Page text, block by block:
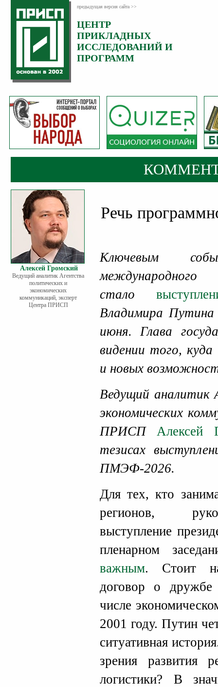
предыдущая версия сайта >>
ЦЕНТР
ПРИКЛАДНЫХ
ИССЛЕДОВАНИЙ И
ПРОГРАММ
Алексей Громский
Ведущий аналитик Агентства
политических и
экономических
коммуникаций, эксперт
Центра ПРИСП
Речь
Ключевым
международного
стало
Владимира Путина
июня. Глава
видении того,
и новых
Ведущий аналитик
экономических
ПРИСПАлексей
тезисах
ПМЭФ-2026.
Для тех, кто
регионов,
выступление
пленарном
важным. Стоит
договор о дружбе
числе
2001 году. Путин
ситуативная
зрения развития
логистики? В
Категория:
Комментарии